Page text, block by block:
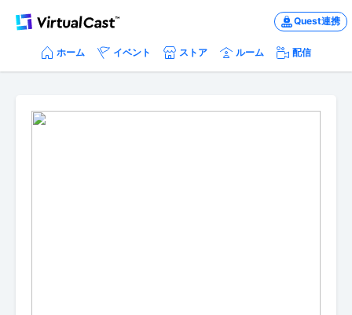
Quest連携
ホーム イベント ストア ルーム 配信